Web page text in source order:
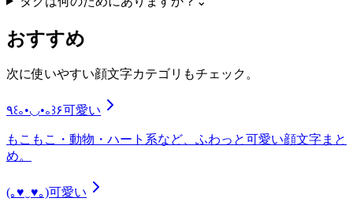
おすすめ
次に使いやすい顔文字カテゴリもチェック。
٩꒰｡•◡•｡꒱۶可愛い
もこもこ・動物・ハート系など、ふわっと可愛い顔文字まと
め。
(｡♥‿♥｡)可愛い